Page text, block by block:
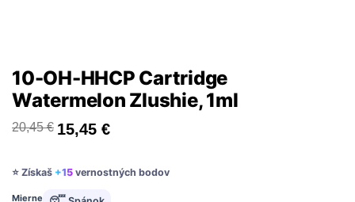
10-OH-HHCP Cartridge
Watermelon Zlushie, 1ml
20,45€ 15,45 €
⭐ Získaš +15 vernostných bodov
Mierne